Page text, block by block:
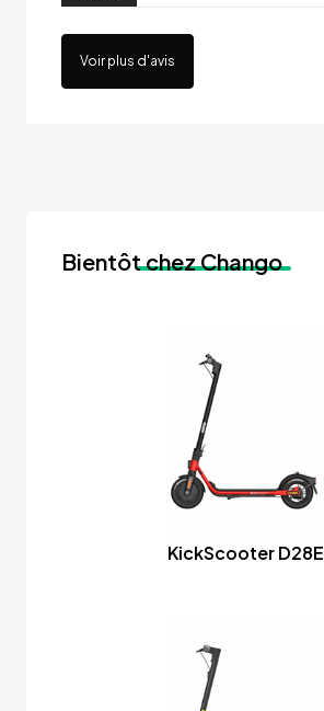
Voir plus d'avis
Bientôtchez Chango
KickScooter D28E